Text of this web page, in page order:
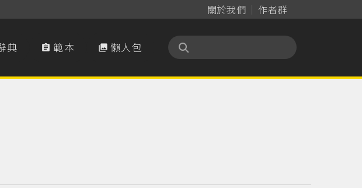
關於我們 作者群
典  範本  懶人包